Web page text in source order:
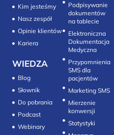
Kim jesteśmy
Nasz zespół
Opinie klientów
Kariera
WIEDZA
Blog
Słownik
Do pobrania
Podcast
Webinary
Podpisywanie
dokumentów
na tablecie
Elektroniczna
Dokumentacja
Medyczna
Przypomnienia
SMS dla
pacjentów
Marketing SMS
Mierzenie
konwersji‎
Statystyki